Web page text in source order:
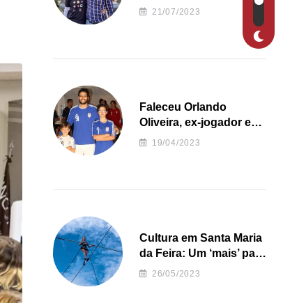
irregularidades da
Junta de Freguesia S.
21/07/2023
Faleceu Orlando
Oliveira, ex-jogador e
treinador da formação
19/04/2023
Cultura em Santa Maria
da Feira: Um ‘mais’ para
o Concelho
26/05/2023